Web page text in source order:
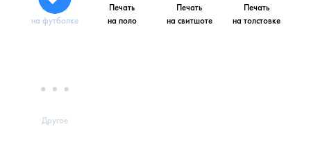
Печать
на футболке
Печать
на поло
Печать
на свитшоте
Печать
на толстовке
Другое